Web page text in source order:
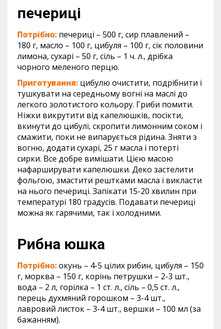
печериці
Потрібно: печериці – 500 г, сир плавлений –
180 г, масло – 100 г, цибуля – 100 г, сік половини
лимона, сухарі – 50 г, сіль – 1 ч. л., дрібка
чорного меленого перцю.
Приготування: цибулю очистити, подрібнити і
тушкувати на середньому вогні на маслі до
легкого золотистого кольору. Гриби помити.
Ніжки викрутити від капелюшків, посікти,
вкинути до цибулі, скропити лимонним соком і
смажити, поки не випарується рідина. Зняти з
вогню, додати сухарі, 25 г масла і потерті
сирки. Все добре вимішати. Цією масою
нафарширувати капелюшки. Деко застелити
фольгою, змастити рештками масла і викласти
на нього печериці. Запікати 15-20 хвилин при
температурі 180 градусів. Подавати печериці
можна як гарячими, так і холодними.
Рибна юшка
Потрібно:окунь – 4-5 цілих рибин, цибуля – 150
г, морква – 150 г, корінь петрушки – 2-3 шт.,
вода – 2 л, горілка – 1 ст. л., сіль – 0,5 ст. л.,
перець духмяний горошком – 3-4 шт.,
лавровий листок – 3-4 шт., вершки – 100 мл (за
бажанням).